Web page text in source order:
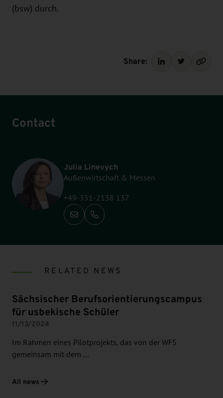
(bsw) durch.
Share:
Contact
Julia Linevych
Außenwirtschaft & Messen
+49-351-2138 137
Call: +49-351-2138 137
RELATED NEWS
Sächsischer Berufsorientierungscampus
für usbekische Schüler
11/13/2024
Im Rahmen eines Pilotprojekts, das von der WFS
gemeinsam mit dem …
All news